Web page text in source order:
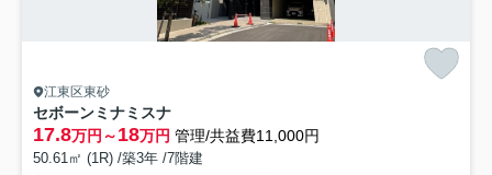
江東区東砂
セボーンミナミスナ
17.8万円～18万円 管理/共益費11,000円
50.61㎡ (1R) /築3年 /7階建